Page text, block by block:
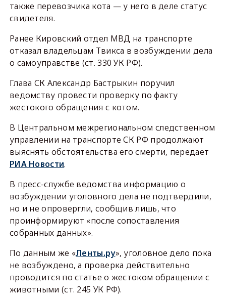
также перевозчика кота — у него в деле статус
свидетеля.
Ранее Кировский отдел МВД на транспорте
отказал владельцам Твикса в возбуждении дела
о самоуправстве (ст. 330 УК РФ).
Глава СК Александр Бастрыкин поручил
ведомству провести проверку по факту
жестокого обращения с котом.
В Центральном межрегиональном следственном
управлении на транспорте СК РФ продолжают
выяснять обстоятельства его смерти, передаёт
РИА Новости.
В пресс-службе ведомства информацию о
возбуждении уголовного дела не подтвердили,
но и не опровергли, сообщив лишь, что
проинформируют «после сопоставления
собранных данных».
По данным же «Ленты.ру», уголовное дело пока
не возбуждено, а проверка действительно
проводится по статье о жестоком обращении с
животными (ст. 245 УК РФ).